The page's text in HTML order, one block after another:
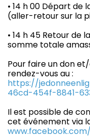
• 14 h 00 Départ de
(aller-retour sur la
• 14 h 45 Retour de
somme totale
Pour faire un don
rendez-vous au :
https://
46cd-454f-8841-
Il est possible de
cet événement via